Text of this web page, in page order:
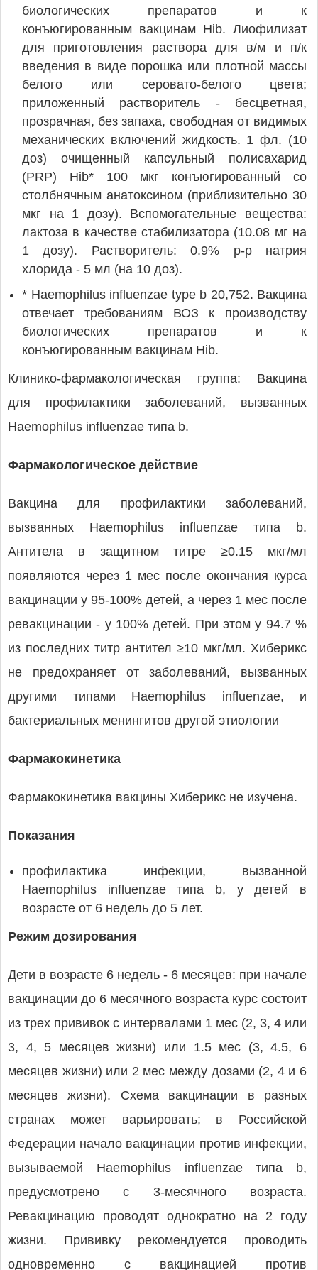
биологических препаратов и к
конъюгированным вакцинам Hib. Лиофилизат
для приготовления раствора для в/м и п/к
введения в виде порошка или плотной массы
белого или серовато-белого цвета;
приложенный растворитель - бесцветная,
прозрачная, без запаха, свободная от видимых
механических включений жидкость. 1 фл. (10
доз) очищенный капсульный полисахарид
(PRP) Hib* 100 мкг конъюгированный со
столбнячным анатоксином (приблизительно 30
мкг на 1 дозу). Вспомогательные вещества:
лактоза в качестве стабилизатора (10.08 мг на
1 дозу). Растворитель: 0.9% р-р натрия
хлорида - 5 мл (на 10 доз).
* Haemophilus influenzae type b 20,752. Вакцина
отвечает требованиям ВОЗ к производству
биологических препаратов и к
конъюгированным вакцинам Hib.
Клинико-фармакологическая группа: Вакцина
для профилактики заболеваний, вызванных
Haemophilus influenzae типа b.
Фармакологическое действие
Вакцина для профилактики заболеваний,
вызванных Haemophilus influenzae типа b.
Антитела в защитном титре ≥0.15 мкг/мл
появляются через 1 мес после окончания курса
вакцинации у 95-100% детей, а через 1 мес после
ревакцинации - у 100% детей. При этом у 94.7 %
из последних титр антител ≥10 мкг/мл. Хиберикс
не предохраняет от заболеваний, вызванных
другими типами Haemophilus influenzae, и
бактериальных менингитов другой этиологии
Фармакокинетика
Фармакокинетика вакцины Хиберикс не изучена.
Показания
профилактика инфекции, вызванной
Haemophilus influenzae типа b, у детей в
возрасте от 6 недель до 5 лет.
Режим дозирования
Дети в возрасте 6 недель - 6 месяцев: при начале
вакцинации до 6 месячного возраста курс состоит
из трех прививок с интервалами 1 мес (2, 3, 4 или
3, 4, 5 месяцев жизни) или 1.5 мес (3, 4.5, 6
месяцев жизни) или 2 мес между дозами (2, 4 и 6
месяцев жизни). Схема вакцинации в разных
странах может варьировать; в Российской
Федерации начало вакцинации против инфекции,
вызываемой Haemophilus influenzae типа b,
предусмотрено с 3-месячного возраста.
Ревакцинацию проводят однократно на 2 году
жизни. Прививку рекомендуется проводить
одновременно с вакцинацией против